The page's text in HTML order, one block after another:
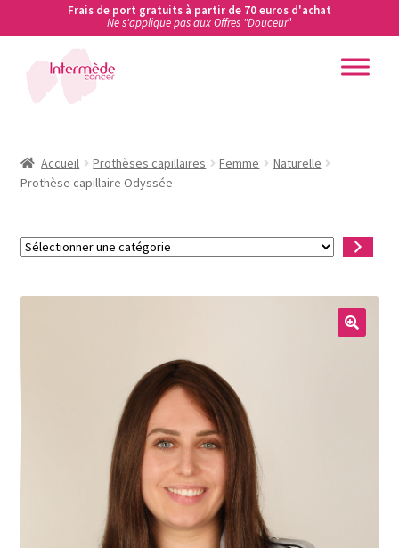
Frais de port gratuits à partir de 70 euros d'achat
Ne s'applique pas aux Offres "Douceur"
Aller
Aller
au
contenu
Accueil
Accueil
Ateliers de prévention des cancers en entreprise
Boutique
Conditions Générales de Vente
Contactez-nous
Gift Card Balance
Accueil Prothèses capillaires Femme
Naturelle
Prothèse capillaire Odyssée
Sélectionner